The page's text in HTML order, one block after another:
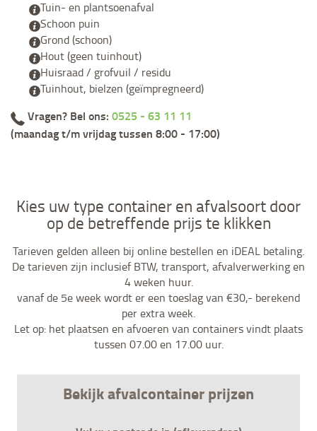
Tuin- en plantsoenafval
Schoon puin
Grond (schoon)
Hout (geen tuinhout)
Huisraad / grofvuil / residu
Tuinhout, bielzen (geïmpregneerd)
Vragen? Bel ons: 0525 - 63 11 11
(maandag t/m vrijdag tussen 8:00 - 17:00)
Kies uw type container en afvalsoort door
op de betreffende prijs te klikken
Tarieven gelden alleen bij online bestellen en iDEAL betaling.
De tarieven zijn inclusief BTW, transport, afvalverwerking en
4 weken huur.
vanaf de 5e week wordt er een toeslag van €30,- berekend
per extra week.
Let op: het plaatsen en afvoeren van containers vindt plaats
tussen 07.00 en 17.00 uur.
Bekijk afvalcontainer prijzen